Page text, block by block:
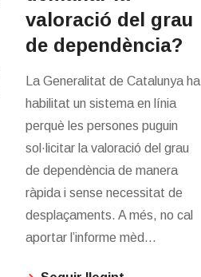
valoració del grau
de dependència?
La Generalitat de Catalunya ha
habilitat un sistema en línia
perquè les persones puguin
sol·licitar la valoració del grau
de dependència de manera
ràpida i sense necessitat de
desplaçaments. A més, no cal
aportar l’informe mèd...